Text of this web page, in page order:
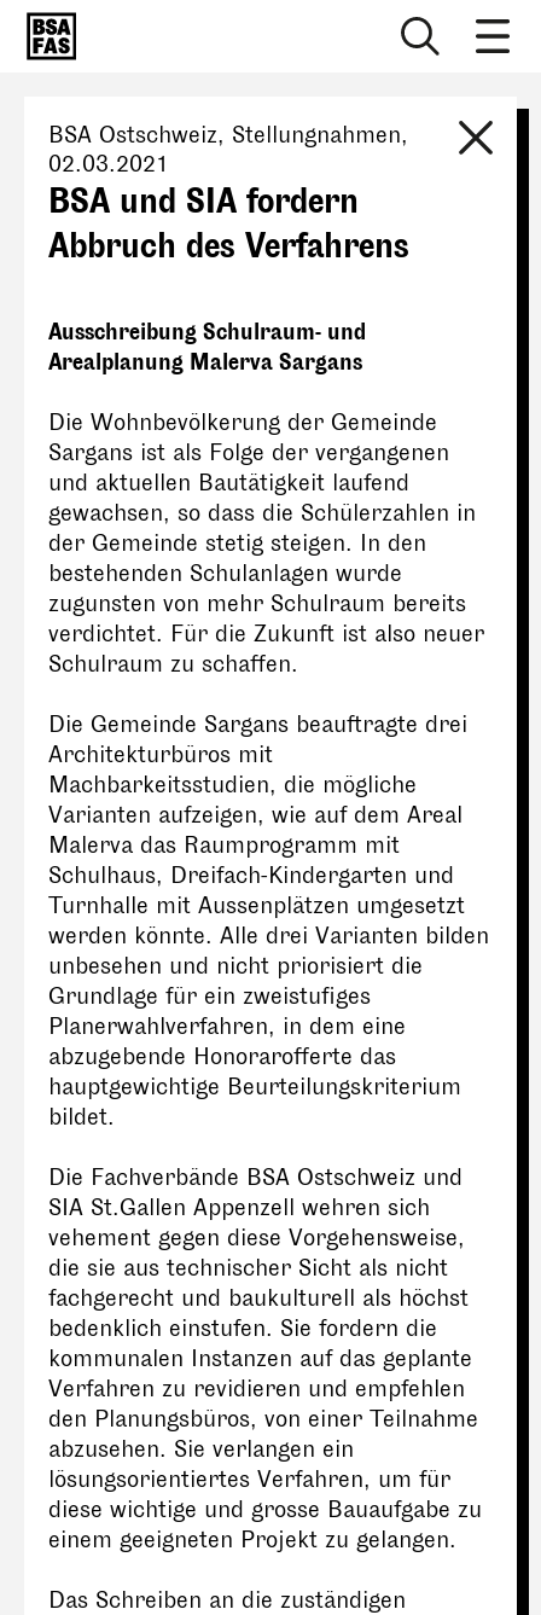
BSA Ostschweiz, Stellungnahmen,
02.03.2021
BSA und SIA fordern
Abbruch des Verfahrens
Ausschreibung Schulraum- und
Arealplanung Malerva Sargans
Die Wohnbevölkerung der Gemeinde
Sargans ist als Folge der vergangenen
und aktuellen Bautätigkeit laufend
gewachsen, so dass die Schülerzahlen in
der Gemeinde stetig steigen. In den
bestehenden Schulanlagen wurde
zugunsten von mehr Schulraum bereits
verdichtet. Für die Zukunft ist also neuer
Schulraum zu schaffen.
Die Gemeinde Sargans beauftragte drei
Architekturbüros mit
Machbarkeitsstudien, die mögliche
Varianten aufzeigen, wie auf dem Areal
Malerva das Raumprogramm mit
Schulhaus, Dreifach-Kindergarten und
Turnhalle mit Aussenplätzen umgesetzt
werden könnte. Alle drei Varianten bilden
unbesehen und nicht priorisiert die
Grundlage für ein zweistufiges
Planerwahlverfahren, in dem eine
abzugebende Honorarofferte das
hauptgewichtige Beurteilungskriterium
bildet.
Die Fachverbände BSA Ostschweiz und
SIA St.Gallen Appenzell wehren sich
vehement gegen diese Vorgehensweise,
die sie aus technischer Sicht als nicht
fachgerecht und baukulturell als höchst
bedenklich einstufen. Sie fordern die
kommunalen Instanzen auf das geplante
Verfahren zu revidieren und empfehlen
den Planungsbüros, von einer Teilnahme
abzusehen. Sie verlangen ein
lösungsorientiertes Verfahren, um für
diese wichtige und grosse Bauaufgabe zu
einem geeigneten Projekt zu gelangen.
Das Schreiben an die zuständigen